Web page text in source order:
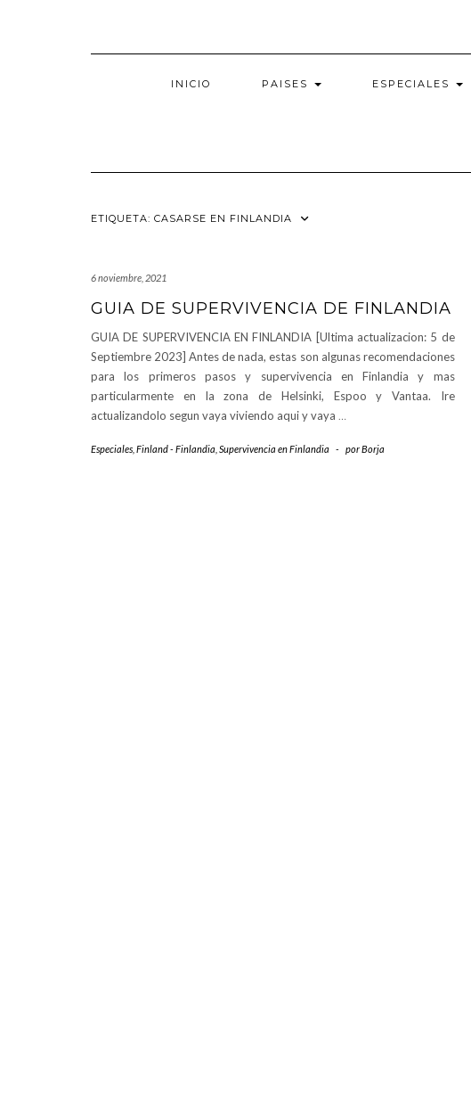
INICIO PAISES ESPECIALES
ETIQUETA: CASARSE EN FINLANDIA
6 noviembre, 2021
GUIA DE SUPERVIVENCIA DE FINLANDIA
GUIA DE SUPERVIVENCIA EN FINLANDIA [Ultima actualizacion: 5 de
Septiembre 2023] Antes de nada, estas son algunas recomendaciones
para los primeros pasos y supervivencia en Finlandia y mas
particularmente en la zona de Helsinki, Espoo y Vantaa. Ire
actualizandolo segun vaya viviendo aqui y vaya …
Especiales Finland - Finlandia Supervivencia en Finlandia - porBorja